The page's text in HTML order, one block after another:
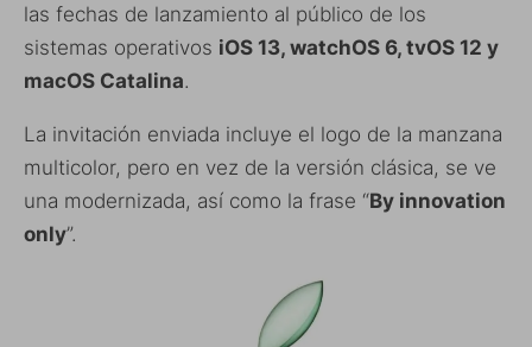
las fechas de lanzamiento al público de los
sistemas operativos iOS 13, watchOS 6, tvOS 12 y
macOS Catalina.
La invitación enviada incluye el logo de la manzana
multicolor, pero en vez de la versión clásica, se ve
una modernizada, así como la frase “By innovation
only”.